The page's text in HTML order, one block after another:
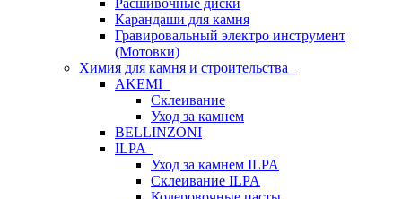
Расшивочные диски
Карандаши для камня
Гравировальный электро инструмент
(Мотовки)
Химия для камня и строительства
AKEMI
Склеивание
Уход за камнем
BELLINZONI
ILPA
Уход за камнем ILPA
Склеивание ILPA